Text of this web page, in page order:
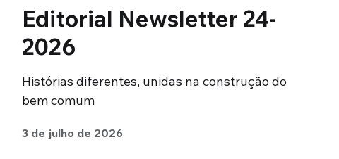
Editorial Newsletter 24-
2026
Histórias diferentes, unidas na construção do
bem comum
3 de julho de 2026